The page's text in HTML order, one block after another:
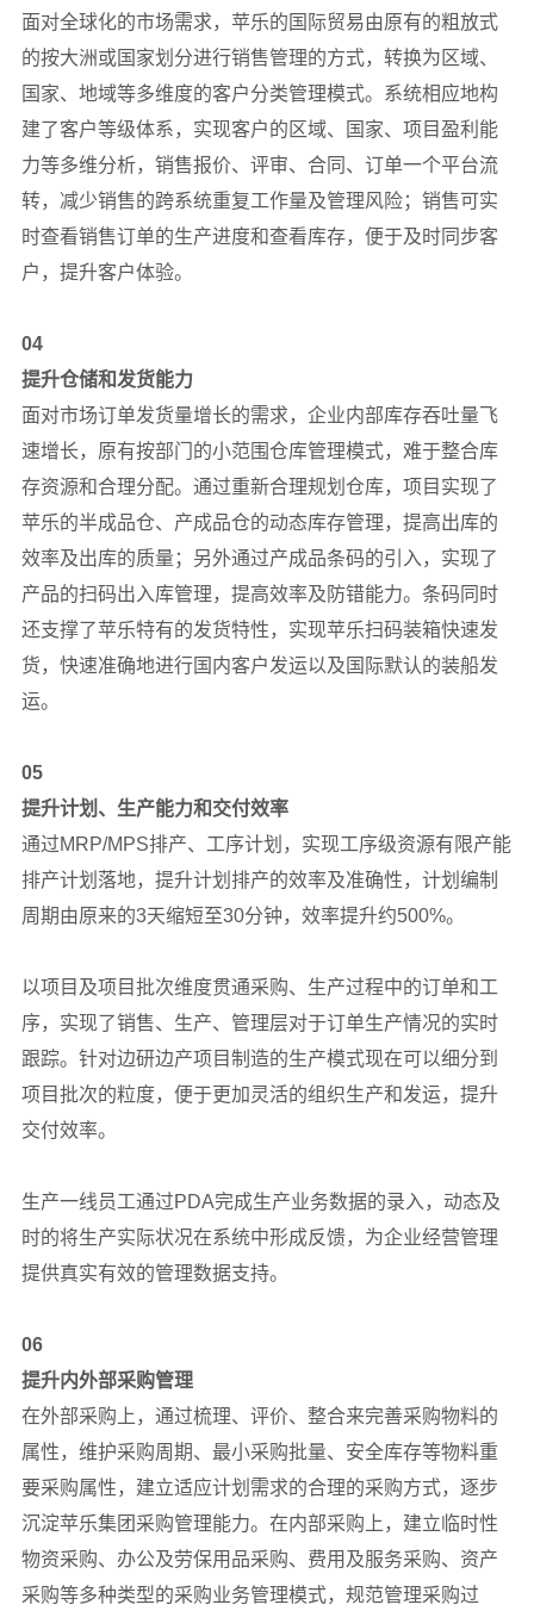
面对全球化的市场需求，苹乐的国际贸易由原有的粗放式
的按大洲或国家划分进行销售管理的方式，转换为区域、
国家、地域等多维度的客户分类管理模式。系统相应地构
建了客户等级体系，实现客户的区域、国家、项目盈利能
力等多维分析，销售报价、评审、合同、订单一个平台流
转，减少销售的跨系统重复工作量及管理风险；销售可实
时查看销售订单的生产进度和查看库存，便于及时同步客
户，提升客户体验。
04
提升仓储和发货能力
面对市场订单发货量增长的需求，企业内部库存吞吐量飞
速增长，原有按部门的小范围仓库管理模式，难于整合库
存资源和合理分配。通过重新合理规划仓库，项目实现了
苹乐的半成品仓、产成品仓的动态库存管理，提高出库的
效率及出库的质量；另外通过产成品条码的引入，实现了
产品的扫码出入库管理，提高效率及防错能力。条码同时
还支撑了苹乐特有的发货特性，实现苹乐扫码装箱快速发
货，快速准确地进行国内客户发运以及国际默认的装船发
运。
05
提升计划、生产能力和交付效率
通过MRP/MPS排产、工序计划，实现工序级资源有限产能
排产计划落地，提升计划排产的效率及准确性，计划编制
周期由原来的3天缩短至30分钟，效率提升约500%。
以项目及项目批次维度贯通采购、生产过程中的订单和工
序，实现了销售、生产、管理层对于订单生产情况的实时
跟踪。针对边研边产项目制造的生产模式现在可以细分到
项目批次的粒度，便于更加灵活的组织生产和发运，提升
交付效率。
生产一线员工通过PDA完成生产业务数据的录入，动态及
时的将生产实际状况在系统中形成反馈，为企业经营管理
提供真实有效的管理数据支持。
06
提升内外部采购管理
在外部采购上，通过梳理、评价、整合来完善采购物料的
属性，维护采购周期、最小采购批量、安全库存等物料重
要采购属性，建立适应计划需求的合理的采购方式，逐步
沉淀苹乐集团采购管理能力。在内部采购上，建立临时性
物资采购、办公及劳保用品采购、费用及服务采购、资产
采购等多种类型的采购业务管理模式，规范管理采购过
部